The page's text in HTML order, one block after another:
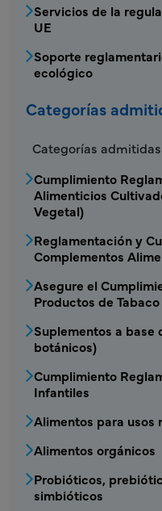
Servicios de la
UE
Soporte
ecológico
Categorías
Categorías admitidas
Cumplimiento
Alimenticios
Vegetal)
Reglamentación y
Complementos
Asegure el
Productos de
Suplementos a base
botánicos)
Cumplimiento
Infantiles
Alimentos para usos
Alimentos orgánicos
Probióticos,
simbióticos